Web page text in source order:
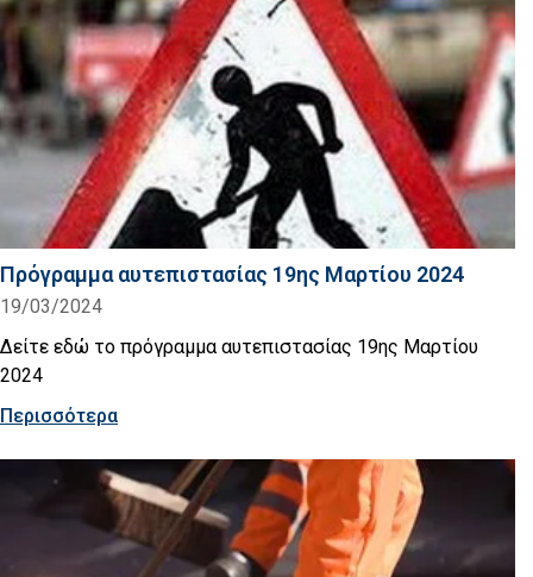
Πρόγραμμα αυτεπιστασίας 19ης Μαρτίου 2024
19/03/2024
Δείτε εδώ το πρόγραμμα αυτεπιστασίας 19ης Μαρτίου
2024
Περισσότερα